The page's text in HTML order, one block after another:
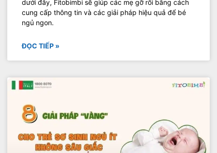
dưới đây, Fitobimbi sẽ giúp các mẹ gỡ rối bằng cách
cung cấp thông tin và các giải pháp hiệu quả để bé
ngủ ngon.
ĐỌC TIẾP »